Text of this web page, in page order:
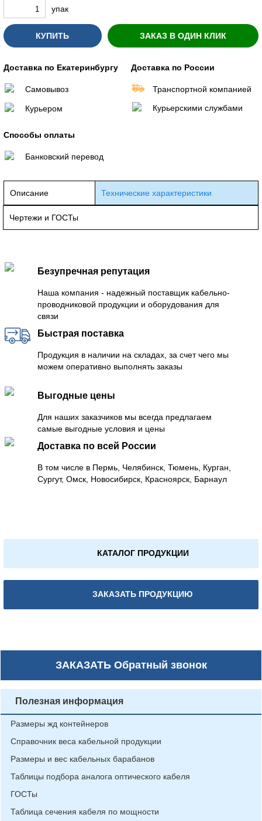
упак
КУПИТЬ ЗАКАЗ В ОДИН КЛИК
Доставка по Екатеринбургу
Самовывоз
Курьером
Доставка по России
Транспортной компанией
Курьерскими службами
Способы оплаты
Банковский перевод
Описание Технические характеристики
Чертежи и ГОСТы
Безупречная репутация
Наша компания - надежный поставщик кабельно-
проводниковой продукции и оборудования для
связи
Быстрая поставка
Продукция в наличии на складах, за счет чего мы
можем оперативно выполнять заказы
Выгодные цены
Для наших заказчиков мы всегда предлагаем
самые выгодные условия и цены
Доставка по всей России
В том числе в Пермь, Челябинск, Тюмень, Курган,
Сургут, Омск, Новосибирск, Красноярск, Барнаул
КАТАЛОГ ПРОДУКЦИИ
ЗАКАЗАТЬ ПРОДУКЦИЮ
ЗАКАЗАТЬОбратный звонок
Полезная информация
Размеры жд контейнеров
Справочник веса кабельной продукции
Размеры и вес кабельных барабанов
Таблицы подбора аналога оптического кабеля
ГОСТы
Таблица сечения кабеля по мощности